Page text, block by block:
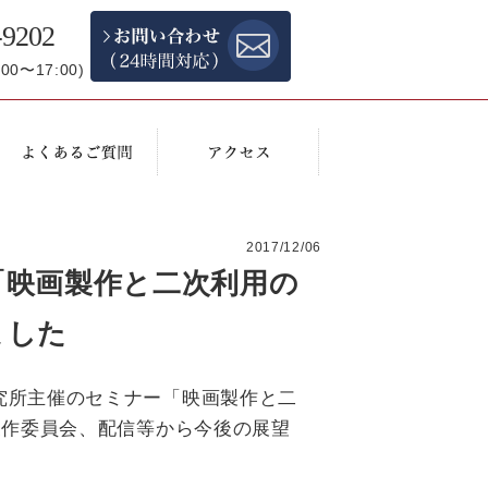
〜17:00)
2017/12/06
画製作と二次利用の
た
主催のセミナー「映画製作と二
委員会、配信等から今後の展望